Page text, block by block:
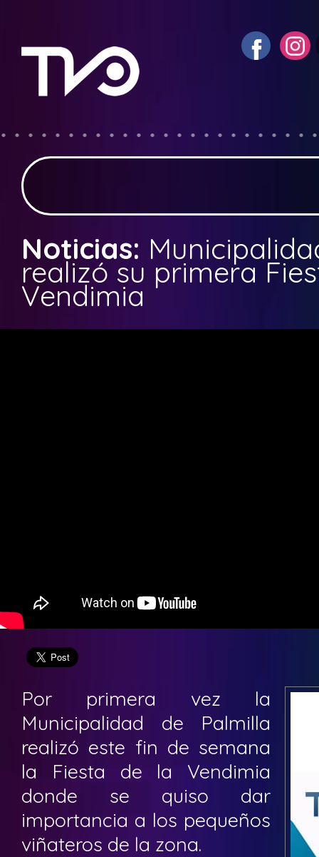
Noticias:
realizó su primera
Vendimia
Por primera vez la
Municipalidad de Palmilla
realizó este fin de semana
la Fiesta de la Vendimia
donde se quiso dar
importancia a los pequeños
viñateros de la zona.